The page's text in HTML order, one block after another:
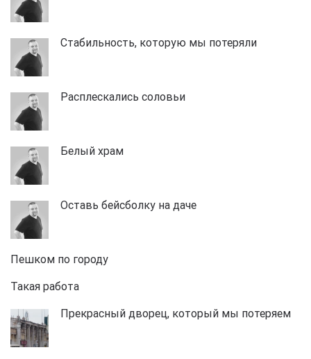
Стабильность, которую мы потеряли
Расплескались соловьи
Белый храм
Оставь бейсболку на даче
Пешком по городу
Такая работа
Прекрасный дворец, который мы потеряем